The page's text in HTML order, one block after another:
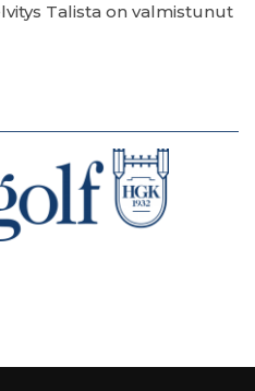
Talista on valmistunut